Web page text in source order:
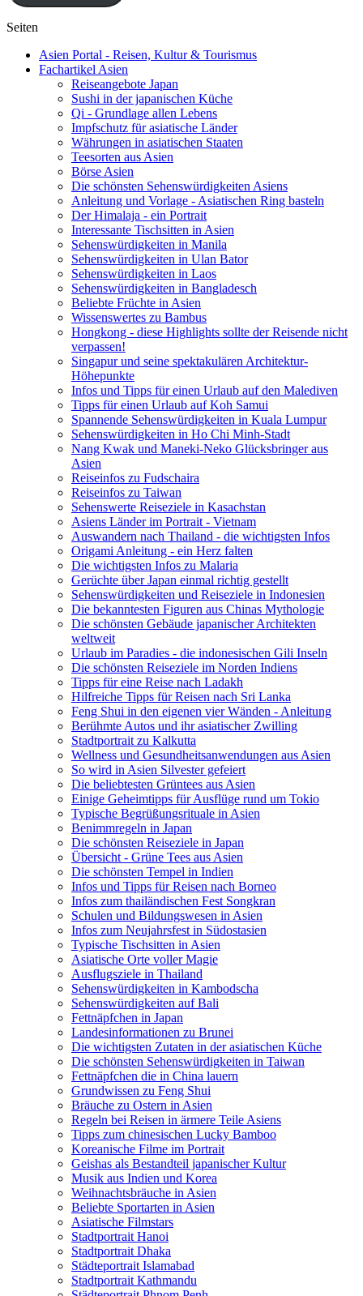
Seiten
Asien Portal - Reisen, Kultur & Tourismus
Fachartikel Asien
Reiseangebote Japan
Sushi in der japanischen Küche
Qi - Grundlage allen Lebens
Impfschutz für asiatische Länder
Währungen in asiatischen Staaten
Teesorten aus Asien
Börse Asien
Die schönsten Sehenswürdigkeiten Asiens
Anleitung und Vorlage - Asiatischen Ring basteln
Der Himalaja - ein Portrait
Interessante Tischsitten in Asien
Sehenswürdigkeiten in Manila
Sehenswürdigkeiten in Ulan Bator
Sehenswürdigkeiten in Laos
Sehenswürdigkeiten in Bangladesch
Beliebte Früchte in Asien
Wissenswertes zu Bambus
Hongkong - diese Highlights sollte der Reisende nicht
verpassen!
Singapur und seine spektakulären Architektur-
Höhepunkte
Infos und Tipps für einen Urlaub auf den Malediven
Tipps für einen Urlaub auf Koh Samui
Spannende Sehenswürdigkeiten in Kuala Lumpur
Sehenswürdigkeiten in Ho Chi Minh-Stadt
Nang Kwak und Maneki-Neko Glücksbringer aus
Asien
Reiseinfos zu Fudschaira
Reiseinfos zu Taiwan
Sehenswerte Reiseziele in Kasachstan
Asiens Länder im Portrait - Vietnam
Auswandern nach Thailand - die wichtigsten Infos
Origami Anleitung - ein Herz falten
Die wichtigsten Infos zu Malaria
Gerüchte über Japan einmal richtig gestellt
Sehenswürdigkeiten und Reiseziele in Indonesien
Die bekanntesten Figuren aus Chinas Mythologie
Die schönsten Gebäude japanischer Architekten
weltweit
Urlaub im Paradies - die indonesischen Gili Inseln
Die schönsten Reiseziele im Norden Indiens
Tipps für eine Reise nach Ladakh
Hilfreiche Tipps für Reisen nach Sri Lanka
Feng Shui in den eigenen vier Wänden - Anleitung
Berühmte Autos und ihr asiatischer Zwilling
Stadtportrait zu Kalkutta
Wellness und Gesundheitsanwendungen aus Asien
So wird in Asien Silvester gefeiert
Die beliebtesten Grüntees aus Asien
Einige Geheimtipps für Ausflüge rund um Tokio
Typische Begrüßungsrituale in Asien
Benimmregeln in Japan
Die schönsten Reiseziele in Japan
Übersicht - Grüne Tees aus Asien
Die schönsten Tempel in Indien
Infos und Tipps für Reisen nach Borneo
Infos zum thailändischen Fest Songkran
Schulen und Bildungswesen in Asien
Infos zum Neujahrsfest in Südostasien
Typische Tischsitten in Asien
Asiatische Orte voller Magie
Ausflugsziele in Thailand
Sehenswürdigkeiten in Kambodscha
Sehenswürdigkeiten auf Bali
Fettnäpfchen in Japan
Landesinformationen zu Brunei
Die wichtigsten Zutaten in der asiatischen Küche
Die schönsten Sehenswürdigkeiten in Taiwan
Fettnäpfchen die in China lauern
Grundwissen zu Feng Shui
Bräuche zu Ostern in Asien
Regeln bei Reisen in ärmere Teile Asiens
Tipps zum chinesischen Lucky Bamboo
Koreanische Filme im Portrait
Geishas als Bestandteil japanischer Kultur
Musik aus Indien und Korea
Weihnachtsbräuche in Asien
Beliebte Sportarten in Asien
Asiatische Filmstars
Stadtportrait Hanoi
Stadtportrait Dhaka
Städteportrait Islamabad
Stadtportrait Kathmandu